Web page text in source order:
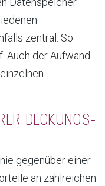
zentral. So
Auch der Aufwand
DECKUNGS-
gegenüber einer
an zahlreichen